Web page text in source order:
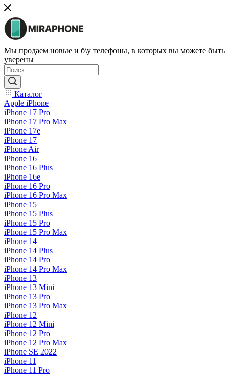
Мы продаем новые и б\у телефоны, в которых вы можете быть
уверены
Каталог
Apple iPhone
iPhone 17 Pro
iPhone 17 Pro Max
iPhone 17e
iPhone 17
iPhone Air
iPhone 16
iPhone 16 Plus
iPhone 16e
iPhone 16 Pro
iPhone 16 Pro Max
iPhone 15
iPhone 15 Plus
iPhone 15 Pro
iPhone 15 Pro Max
iPhone 14
iPhone 14 Plus
iPhone 14 Pro
iPhone 14 Pro Max
iPhone 13
iPhone 13 Mini
iPhone 13 Pro
iPhone 13 Pro Max
iPhone 12
iPhone 12 Mini
iPhone 12 Pro
iPhone 12 Pro Max
iPhone SE 2022
iPhone 11
iPhone 11 Pro